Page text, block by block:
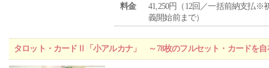
料金
41,250円（12回／一括前納支払※
義開始前まで）
タロット・カードⅡ「小アルカナ」 ～78枚のフルセット・カードを自